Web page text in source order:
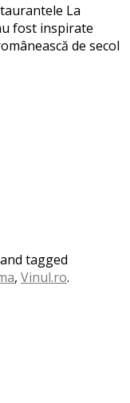
La
fost inspirate
de secol
and tagged
, Vinul.ro.